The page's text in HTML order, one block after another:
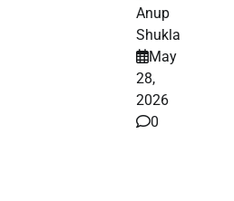
Anup
Shukla
May
28,
2026
0